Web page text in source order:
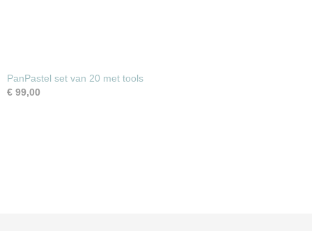
PanPastel set van 20 met tools
€ 99,00